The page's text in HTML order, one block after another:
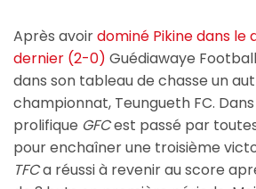
Après avoirdominé Pikine dans
dernier (2-0) Guédiawaye
dans son tableau de chasse un
championnat, Teungueth FC.
prolifique GFCest passé par
pour enchaîner une troisième
TFCa réussi à revenir au score